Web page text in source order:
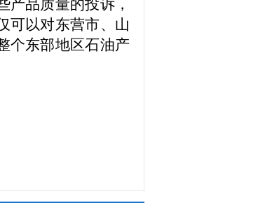
品质量的投诉，
可以对东营市、山
个东部地区石油产